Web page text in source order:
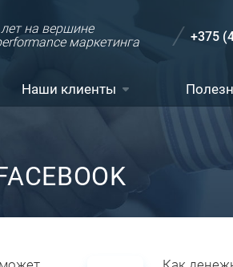
лет на вершине
маркетинга
+375
Наши клиенты